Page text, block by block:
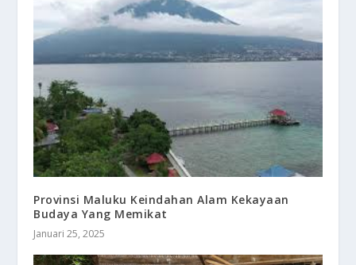
Provinsi Maluku Keindahan Alam Kekayaan
Budaya Yang Memikat
Januari 25, 2025